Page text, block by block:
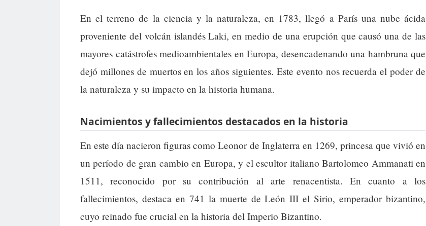
En el terreno de la ciencia y la naturaleza, en 1783, llegó a París una nube ácida
proveniente del volcán islandés Laki, en medio de una erupción que causó una de las
mayores catástrofes medioambientales en Europa, desencadenando una hambruna que
dejó millones de muertos en los años siguientes. Este evento nos recuerda el poder de
la naturaleza y su impacto en la historia humana.
Nacimientos y fallecimientos destacados en la historia
En este día nacieron figuras como Leonor de Inglaterra en 1269, princesa que vivió en
un período de gran cambio en Europa, y el escultor italiano Bartolomeo Ammanati en
1511, reconocido por su contribución al arte renacentista. En cuanto a los
fallecimientos, destaca en 741 la muerte de León III el Sirio, emperador bizantino,
cuyo reinado fue crucial en la historia del Imperio Bizantino.